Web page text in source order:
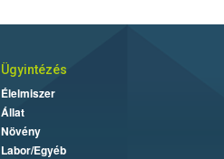
Ügyintézés
Élelmiszer
Állat
Növény
Labor/Egyéb